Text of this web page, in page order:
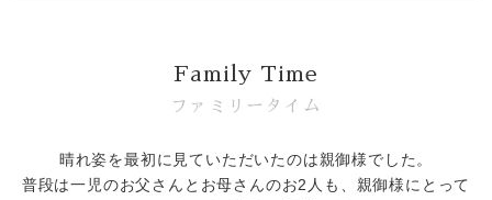
Best Rate
Family Time
ファミリータイム
晴れ姿を最初に見ていただいたのは親御様でした。
普段は一児のお父さんとお母さんのお2人も、親御様にとって